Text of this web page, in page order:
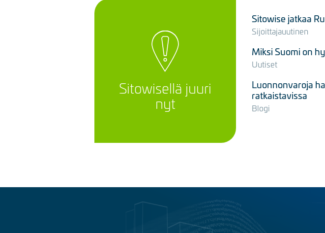
Sitowisellä juuri
nyt
Sitowise jatkaa
Sijoittajauutinen
Miksi Suomi on
Uutiset
Luonnonvaroja
ratkaistavissa
Blogi